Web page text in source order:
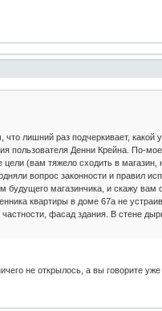
лишний раз подчеркивает, какой
пользователя Денни Крейна. По-
(вам тяжело сходить в
вопрос законности и правил
магазинчика, и скажу вам
квартиры в доме 67а не
фасад здания. В стене
не открылось, а вы говорите уже